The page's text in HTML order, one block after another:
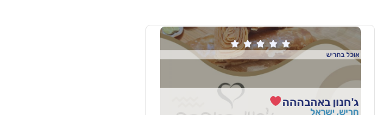





אוכל בחריש
ג'חנון באהבההה
חריש, ישראל